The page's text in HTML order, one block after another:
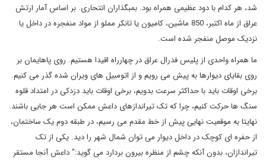
شد، هر کدام با دود عظیمی همراه بود. بمبگذاران انتحاری. بر اساس آمار ارتش
عراق از ماه اکتبر، 850 ماشین، کامیون یا تانکر مملو از مواد منفجره در داخل یا
نزدیک موصل منفجر شده است.
ما همراه واحدی از پلیس فدرال عراق در چهارراه اقیدا هستیم. روی پاهایمان بر
روی بقایای دیوارها به پیش می رویم و از اتومبیل های ویران شده گذر می کنیم.
برخی اوقات باید با حداکثر سرعت بدویم، برخی اوقات باید دزدکی در امتداد قلوه
سنگ ها حرکت کنیم، چرا که تک تیراندازهای داعش ممکن است هر جایی باشند.
نهایتا به موقعیت نهایی پیش از خط مقدم می رسیم، در طبقه دوم یک ساختمان،
از حفره ای کوچک در داخل دیوار می توان شمال شهر را دید. یکی از تک
تیراندازان، بدون آنکه چشم از منظره بیرون بردارد می گوید:" داعش آنجا مستقر